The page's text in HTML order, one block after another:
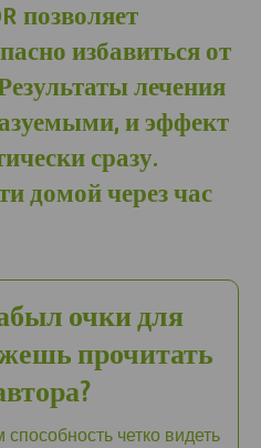
позволяет
избавиться от
лечения
и эффект
сразу.
домой через час
очки для
прочитать
четко видеть